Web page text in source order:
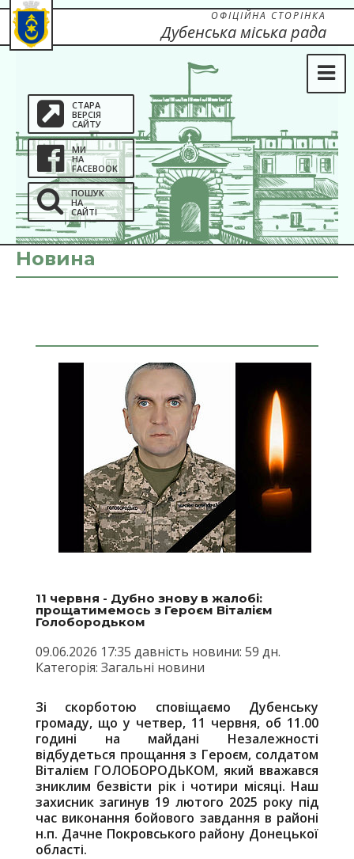
СТАРА
ВЕРСІЯ
САЙТУ
МИ
НА
FACEBOOK
ПОШУК
НА
САЙТІ
ОФІЦІЙНА СТОРІНКА
Дубенська міська рада
Новина
11 червня - Дубно знову в жалобі:
прощатимемось з Героєм Віталієм
Голобородьком
09.06.2026 17:35 давність новини: 59 дн.
Категорія: Загальні новини
Зі скорботою сповіщаємо Дубенську
громаду, що у четвер, 11 червня, об 11.00
годині на майдані Незалежності
відбудеться прощання з Героєм, солдатом
Віталієм ГОЛОБОРОДЬКОМ, який вважався
зниклим безвісти рік і чотири місяці. Наш
захисник загинув 19 лютого 2025 року під
час виконання бойового завдання в районі
н.п. Дачне Покровського району Донецької
області.